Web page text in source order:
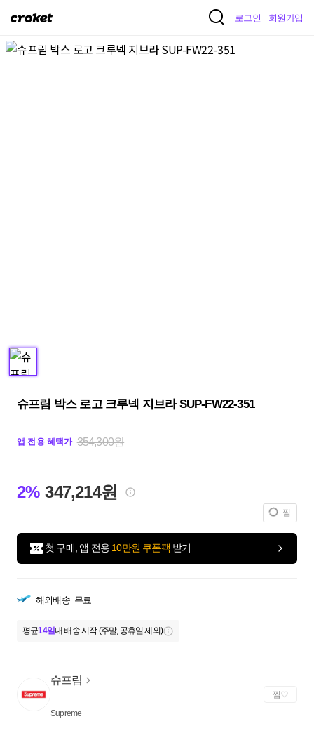
크
켓
로그인 회원가입
슈프림 박스 로고 크루넥 지브라 SUP-FW22-351
앱 전용 혜택가 354,300원
2% 347,214원
찜
첫 구매, 앱 전용 10만원 쿠폰팩 받기
해외배송 무료
평균14일내 배송 시작 (주말, 공휴일 제외)
슈프림
Supreme
찜